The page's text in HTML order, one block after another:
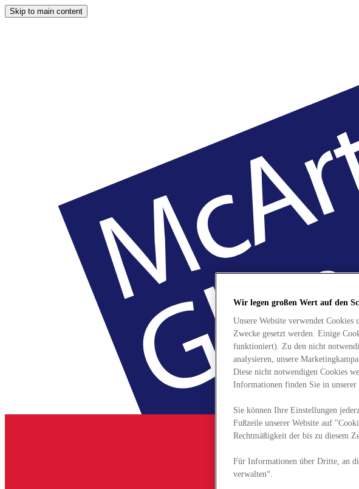
Skip to main content
Wir legen großen Wert auf den
Unsere Website verwendet
Zwecke gesetzt werden. Einige
funktioniert). Zu den nicht
analysieren, unsere
Diese nicht notwendigen Cookies
Informationen finden Sie in unserer
Sie können Ihre Einstellungen
Fußzeile unserer Website auf
Rechtmäßigkeit der bis zu diesem
Für Informationen über Dritte, an
verwalten“.